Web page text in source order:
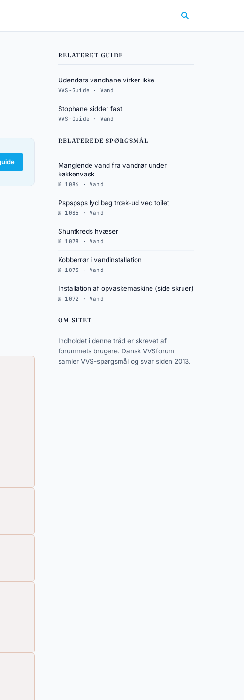
RELATERET GUIDE
Udendørs vandhane virker ikke
VVS-Guide · Vand
Stophane sidder fast
VVS-Guide · Vand
RELATEREDE SPØRGSMÅL
Manglende vand fra vandrør under
køkkenvask
№ 1086 · Vand
Pspspsps lyd bag trœk-ud ved toilet
№ 1085 · Vand
Shuntkreds hvæser
№ 1078 · Vand
Kobberrør i vandinstallation
№ 1073 · Vand
Installation af opvaskemaskine (side skruer)
№ 1072 · Vand
OM SITET
Indholdet i denne tråd er skrevet af
forummets brugere. Dansk VVSforum
samler VVS-spørgsmål og svar siden 2013.